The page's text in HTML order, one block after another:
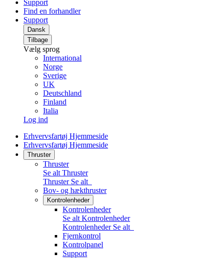
Support
Find en forhandler
Support
Dansk
Tilbage
Vælg sprog
International
Norge
Sverige
UK
Deutschland
Finland
Italia
Log ind
Erhvervsfartøj Hjemmeside
Erhvervsfartøj Hjemmeside
Thruster
Thruster
Se alt Thruster
Thruster Se alt
Bov- og hækthruster
Kontrolenheder
Kontrolenheder
Se alt Kontrolenheder
Kontrolenheder Se alt
Fjernkontrol
Kontrolpanel
Support